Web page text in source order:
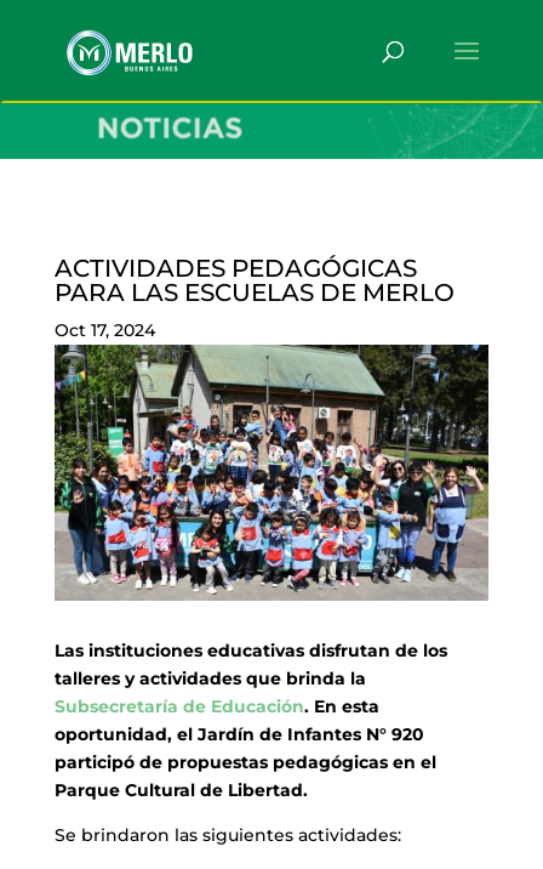
ACTIVIDADES PEDAGÓGICAS
PARA LAS ESCUELAS DE MERLO
Oct 17, 2024
Las instituciones educativas disfrutan de los
talleres y actividades que brinda la
Subsecretaría de Educación. En esta
oportunidad, el Jardín de Infantes N° 920
participó de propuestas pedagógicas en el
Parque Cultural de Libertad.
Se brindaron las siguientes actividades: